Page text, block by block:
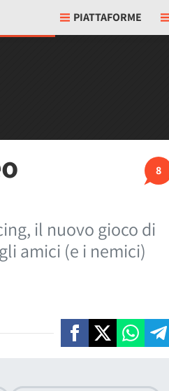
PIATTAFORME
8
il nuovo gioco di
amici (e i nemici)